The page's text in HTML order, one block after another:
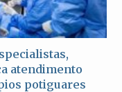
atendimento
potiguares